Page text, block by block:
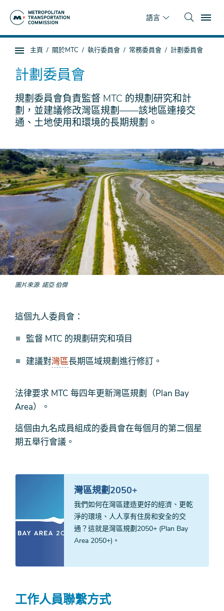
語言
子
頁
面
導
航
你
這
裡
主頁 關於MTC 執行委員會 常務委員會 計劃委員會
計劃委員會
規劃委員會負責監督 MTC 的規劃研究和計
劃，並建議修改灣區規劃——該地區連接交
通、土地使用和環境的長期規劃。
圖片來源 諾亞·伯傑
這個九人委員會：
監督 MTC 的規劃研究和項目
建議對灣區長期區域規劃進行修訂。
法律要求 MTC 每四年更新灣區規劃（Plan Bay
Area）。
這個由九名成員組成的委員會在每個月的第二個星
期五舉行會議。
灣區規劃2050+
我們如何在灣區建造更好的經濟、更乾
淨的環境、人人享有住房和安全的交
通？這就是灣區規劃2050+ (Plan Bay
Area 2050+)。
工作人員聯繫方式